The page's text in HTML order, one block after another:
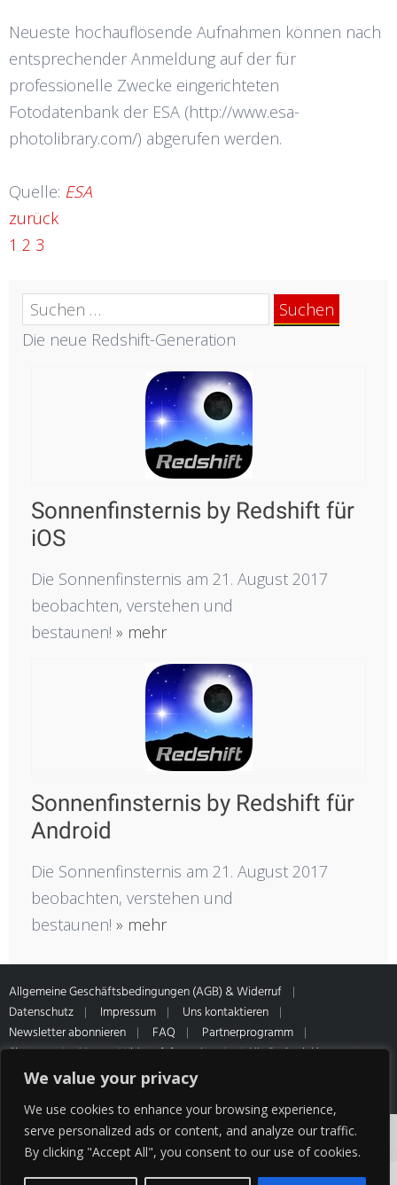
We value your privacy
We use cookies to enhance your browsing experience,
serve personalized ads or content, and analyze our traffic.
By clicking "Accept All", you consent to our use of cookies.
Neueste hochauflösende Aufnahmen können nach
entsprechender Anmeldung auf der für
professionelle Zwecke eingerichteten
Fotodatenbank der ESA (http://www.esa-
photolibrary.com/) abgerufen werden.
Quelle: ESA
zurück
1 2 3
Suchen
nach:
Die neue Redshift-Generation
Sonnenfinsternis by Redshift für
iOS
Die Sonnenfinsternis am 21. August 2017
beobachten, verstehen und
bestaunen! » mehr
Sonnenfinsternis by Redshift für
Android
Die Sonnenfinsternis am 21. August 2017
beobachten, verstehen und
bestaunen! » mehr
Allgemeine Geschäftsbedingungen (AGB) & Widerruf
Datenschutz
Impressum
Uns kontaktieren
Newsletter abonnieren
FAQ
Partnerprogramm
Sitemap
Muster-Widerrufsformular
* Alle Preise inkl.
gesetzl. MwSt. Zahlung- & Versandinformationen unseres Partners
Cookies erleichtern die Bereitstellung unserer
Dienste. Mit der Nutzung unserer Dienste